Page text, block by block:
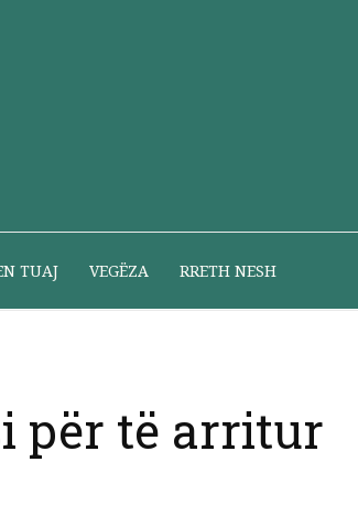
TUAJ VEGËZA RRETH NESH
për të arritur